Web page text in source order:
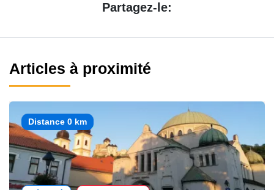
Partagez-le:
Articles à proximité
Distance 0 km